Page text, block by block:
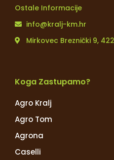
Ostale Informacije
info@kralj-km.hr
Mirkovec Breznički 9,
Koga Zastupamo?
Agro Kralj
Agro Tom
Agrona
Caselli